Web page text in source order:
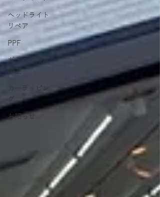
ヘッドライト
リペア
PPF
ガラスの撥水
加工
カーラッピン
グ
お知らせ